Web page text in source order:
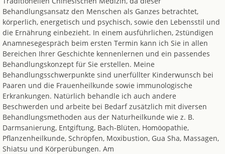
Behandlungsansatz den Menschen als Ganzes betrachtet,
körperlich, energetisch und psychisch, sowie den Lebensstil und
die Ernährung einbezieht. In einem ausführlichen, 2stündigen
Anamnesegespräch beim ersten Termin kann ich Sie in allen
Bereichen Ihrer Geschichte kennenlernen und ein passendes
Behandlungskonzept für Sie erstellen. Meine
Behandlungsschwerpunkte sind unerfüllter Kinderwunsch bei
Paaren und die Frauenheilkunde sowie immunologische
Erkrankungen. Natürlich behandle ich auch andere
Beschwerden und arbeite bei Bedarf zusätzlich mit diversen
Behandlungsmethoden aus der Naturheilkunde wie z. B.
Darmsanierung, Entgiftung, Bach-Blüten, Homöopathie,
Pflanzenheilkunde, Schröpfen, Moxibustion, Gua Sha, Massagen,
Shiatsu und Körperübungen. Am